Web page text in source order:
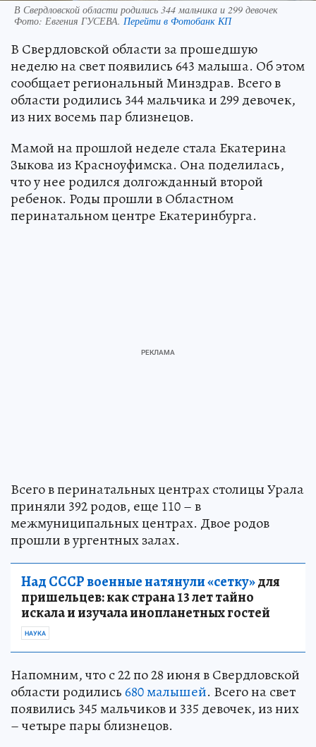
В Свердловской области родились 344 мальчика и 299 девочек
Фото: Евгения ГУСЕВА. Перейти в Фотобанк КП
В Свердловской области за прошедшую
неделю на свет появились 643 малыша. Об этом
сообщает региональный Минздрав. Всего в
области родились 344 мальчика и 299 девочек,
из них восемь пар близнецов.
Мамой на прошлой неделе стала Екатерина
Зыкова из Красноуфимска. Она поделилась,
что у нее родился долгожданный второй
ребенок. Роды прошли в Областном
перинатальном центре Екатеринбурга.
Всего в перинатальных центрах столицы Урала
приняли 392 родов, еще 110 – в
межмуниципальных центрах. Двое родов
прошли в ургентных залах.
Над СССР военные натянули «сетку»для
пришельцев: как страна 13 лет тайно
искала и изучала инопланетных гостей
НАУКА
Напомним, что с 22 по 28 июня в Свердловской
области родились680 малышей. Всего на свет
появились 345 мальчиков и 335 девочек, из них
– четыре пары близнецов.